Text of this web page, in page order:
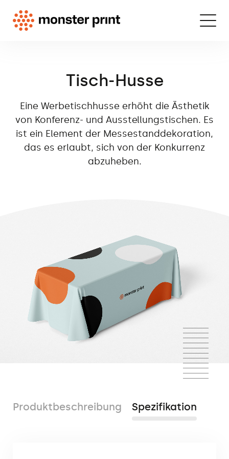
Tisch-Husse
Eine Werbetischhusse erhöht die Ästhetik
von Konferenz- und Ausstellungstischen. Es
ist ein Element der Messestanddekoration,
das es erlaubt, sich von der Konkurrenz
abzuheben.
Produktbeschreibung Spezifikation